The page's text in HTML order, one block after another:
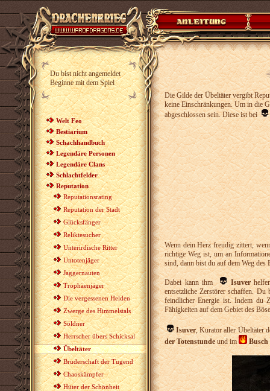
Du bist nicht angemeldet
Beginne mit dem Spiel
Welt Feo
Bestiarium
Schachhandbuch
Legendäre Personen
Legendäre Clans
Schlachtfelder
Reputation
Reputationsrating
Reputation der Stadt
Glücksfänger
Reliktesucher
Unterirdische Ritter
Untotenjäger
Jaggernauten
Trophäenjäger
Die vergessenen Helden
Zwerge des Himmelstals
Söldner
Herrscher übers Schicksal
Übeltäter
Bruderschaft der Tugend
Chaoskämpfer
Hüter der Schönheit
Die Gilde der Übeltäter vergibt
keine Einschränkungen. Um in die
abgeschlossen sein. Diese ist bei
Wenn dein Herz freudig zittert,
richtige Weg ist, um an
sind, dann bist du auf dem Weg des
Dabei kann ihm Isuver
entsetzliche Zerstörer schaffen. Du
feindlicher Energie ist. Indem du
Fähigkeiten auf dem Gebiet des
Isuver, Kurator aller Übeltäter
der Totenstundeund im Busch